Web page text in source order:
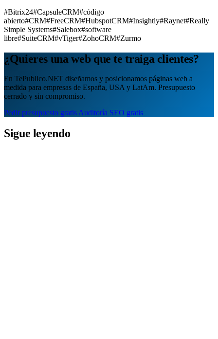
#Bitrix24#CapsuleCRM#código
abierto#CRM#FreeCRM#HubspotCRM#Insightly#Raynet#Really
Simple Systems#Salebox#software
libre#SuiteCRM#vTiger#ZohoCRM#Zurmo
¿Quieres una web que te traiga clientes?
En TePublico.NET diseñamos y posicionamos páginas web a
medida para empresas de España, USA y LatAm. Presupuesto
cerrado y sin compromiso.
Pedir presupuesto gratisAuditoría SEO gratis
Sigue leyendo